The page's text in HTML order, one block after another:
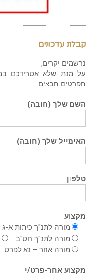
קבלת עדכונים
נרשמים יקרים,
על מנת שלא אטרידכם
הפרטים הבאים:
השם שלך (חובה)
האימייל שלך (חובה)
טלפון
מקצוע
מורה לתנ"ך כיתות א-ג
מורה לתנ"ך חט"ב
מורה אחר – נא לפרט
מקצוע אחר-פרט/י